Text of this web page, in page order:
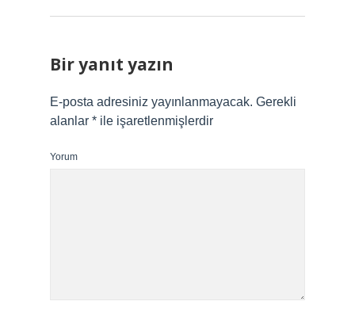
Bir yanıt yazın
E-posta adresiniz yayınlanmayacak. Gerekli
alanlar * ile işaretlenmişlerdir
Yorum